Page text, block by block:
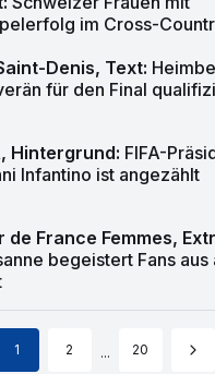
im Cross-
Denis, Text:
für den Final
Hintergrund: FIFA-
Infantino ist angezählt
de France Femmes,
begeistert Fans aus
1 2 ... 20